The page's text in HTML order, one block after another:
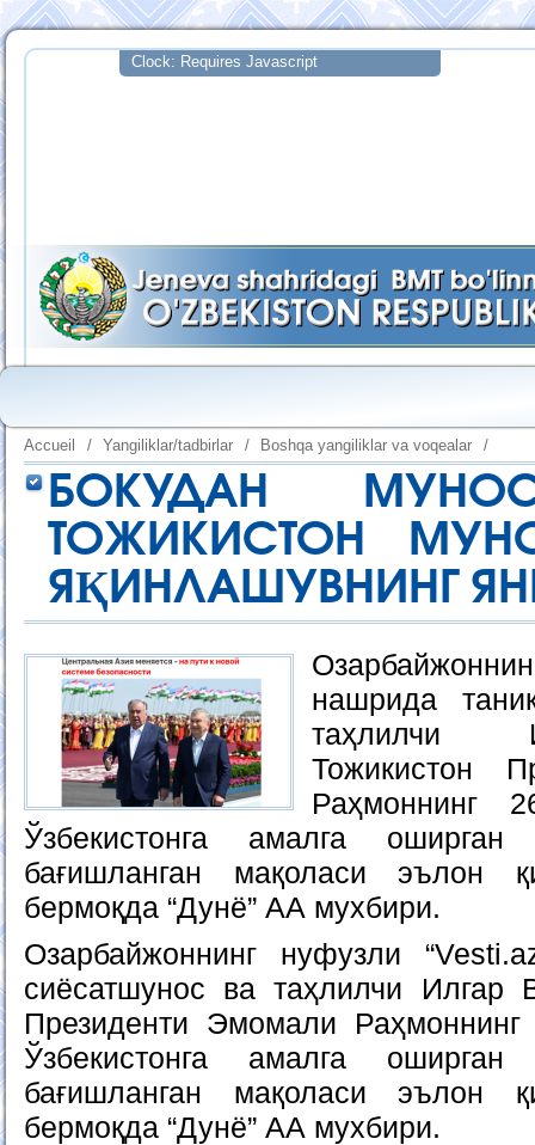
Accueil / Yangiliklar/tadbirlar / Boshqa yangiliklar va voqealar /
БОКУДАН
ТОЖИКИСТОН
ЯҚИНЛАШУВНИНГ
нашрида
таҳлилчи
Тожикистон
Раҳмоннинг
Ўзбекистонга амалга
бағишланган мақоласи эълон
бермоқда “Дунё” АА мухбири.
Озарбайжоннинг нуфузли
сиёсатшунос ва таҳлилчи Илгар
Президенти Эмомали
Ўзбекистонга амалга
бағишланган мақоласи эълон
бермоқда “Дунё” АА мухбири.